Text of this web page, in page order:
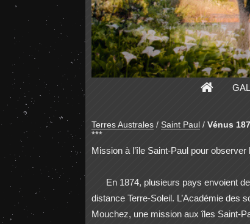
Terres Australes / Saint Paul / Vénus
***
Mission à l’île Saint-Paul pour
En 1874, plusieurs pays envoient
distance Terre-Soleil. L’Académie des
Mouchez, une mission aux îles Saint-